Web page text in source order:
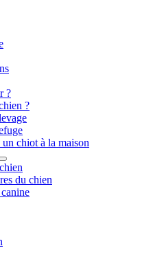
?
?
chiot à la maison
du chien